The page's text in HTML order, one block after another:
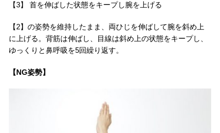
【3】 首を伸ばした状態をキープし腕を上げる
【2】の姿勢を維持したまま、両ひじを伸ばして腕を斜め上
に上げる。背筋は伸ばし、目線は斜め上の状態をキープし、
ゆっくりと鼻呼吸を5回繰り返す。
【NG姿勢】